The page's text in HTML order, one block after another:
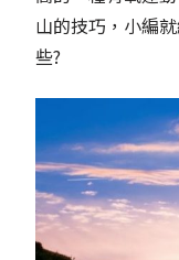
山的技巧，小編
些?